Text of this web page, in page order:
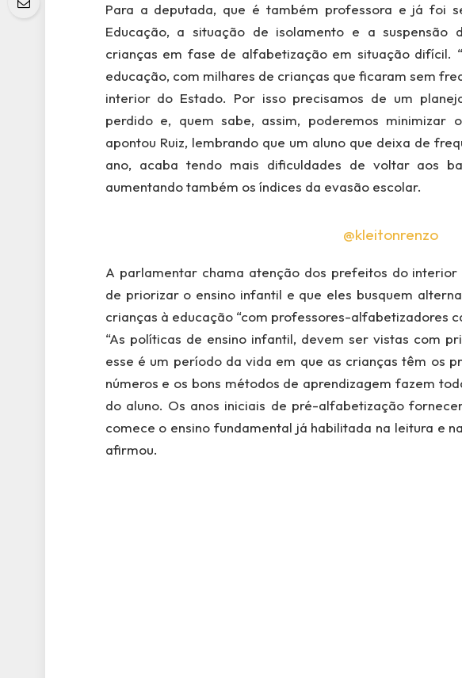
Para a deputada, que é também professora e já foi
Educação, a situação de isolamento e a suspensão
crianças em fase de alfabetização em situação difícil.
educação, com milhares de crianças que ficaram sem
interior do Estado. Por isso precisamos de um
perdido e, quem sabe, assim, poderemos minimizar
apontou Ruiz, lembrando que um aluno que deixa de
ano, acaba tendo mais dificuldades de voltar aos
aumentando também os índices da evasão escolar.
@kleitonrenzo
A parlamentar chama atenção dos prefeitos do interior
de priorizar o ensino infantil e que eles busquem
crianças à educação “com professores-alfabetizadores
“As políticas de ensino infantil, devem ser vistas com
esse é um período da vida em que as crianças têm os
números e os bons métodos de aprendizagem fazem
do aluno. Os anos iniciais de pré-alfabetização
comece o ensino fundamental já habilitada na leitura e
afirmou.